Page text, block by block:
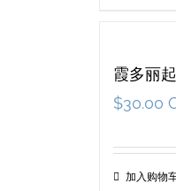
霞多丽
$30.00
加入购物